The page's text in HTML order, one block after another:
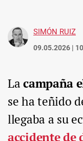
SIMÓN RUIZ
09.05.2026 |
Lacampaña
se ha teñido
llegaba a su
accidente de